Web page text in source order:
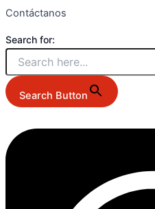
Contáctanos
Search for:
Search Button